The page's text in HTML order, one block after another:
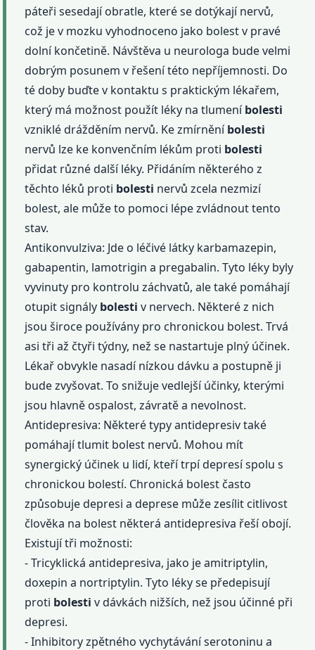
páteři sesedají obratle, které se dotýkají nervů,
což je v mozku vyhodnoceno jako bolest v pravé
dolní končetině. Návštěva u neurologa bude velmi
dobrým posunem v řešení této nepříjemnosti. Do
té doby buďte v kontaktu s praktickým lékařem,
který má možnost použít léky na tlumeníbolesti
vzniklé drážděním nervů. Ke zmírněníbolesti
nervů lze ke konvenčním lékům proti bolesti
přidat různé další léky. Přidáním některého z
těchto léků proti bolesti nervů zcela nezmizí
bolest, ale může to pomoci lépe zvládnout tento
stav.
Antikonvulziva: Jde o léčivé látky karbamazepin,
gabapentin, lamotrigin a pregabalin. Tyto léky byly
vyvinuty pro kontrolu záchvatů, ale také pomáhají
otupit signály bolesti v nervech. Některé z nich
jsou široce používány pro chronickou bolest. Trvá
asi tři až čtyři týdny, než se nastartuje plný účinek.
Lékař obvykle nasadí nízkou dávku a postupně ji
bude zvyšovat. To snižuje vedlejší účinky, kterými
jsou hlavně ospalost, závratě a nevolnost.
Antidepresiva: Některé typy antidepresiv také
pomáhají tlumit bolest nervů. Mohou mít
synergický účinek u lidí, kteří trpí depresí spolu s
chronickou bolestí. Chronická bolest často
způsobuje depresi a deprese může zesílit citlivost
člověka na bolest některá antidepresiva řeší obojí.
Existují tři možnosti:
- Tricyklická antidepresiva, jako je amitriptylin,
doxepin a nortriptylin. Tyto léky se předepisují
proti bolesti v dávkách nižších, než jsou účinné při
depresi.
- Inhibitory zpětného vychytávání serotoninu a